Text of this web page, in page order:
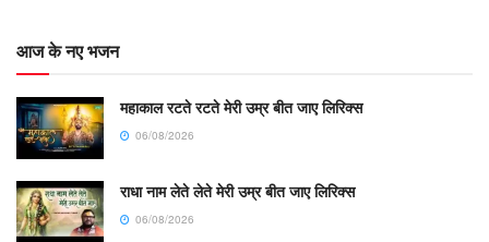
आज के नए भजन
महाकाल रटते रटते मेरी उम्र बीत जाए लिरिक्स
06/08/2026
राधा नाम लेते लेते मेरी उम्र बीत जाए लिरिक्स
06/08/2026